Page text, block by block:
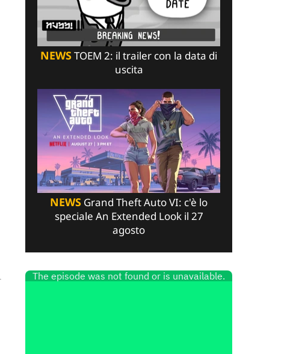
NEWSTOEM 2: il trailer con la data di
uscita
NEWS Grand Theft Auto VI: c'è lo
speciale An Extended Look il 27
agosto